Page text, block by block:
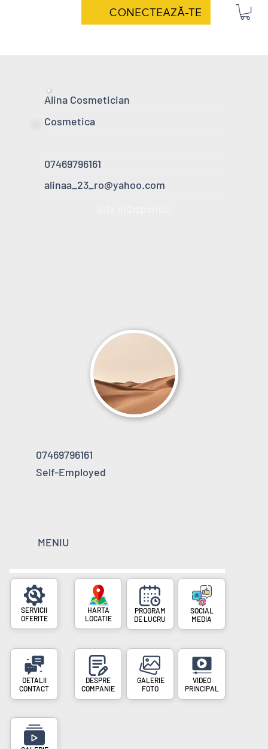
CONECTEAZĂ-TE
Alina Cosmetician
Cosmetica
07469796161
alinaa_23_ro@yahoo.com
07469796161
Self-Employed
MENIU
SERVICII
OFERITE
CONTACT
PROGRAM
DE LUCRU
LOCATIE
DESPRE
COMPANIE
SOCIAL
MEDIA
FOTO
VIDEO
PRINCIPAL